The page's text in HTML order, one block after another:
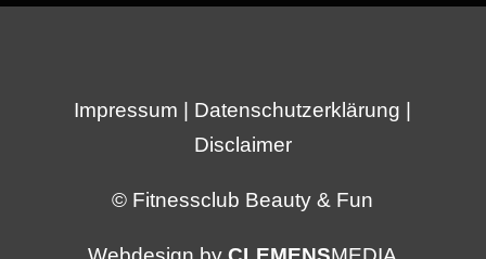
Impressum | Datenschutzerklärung |
Disclaimer
© Fitnessclub Beauty & Fun